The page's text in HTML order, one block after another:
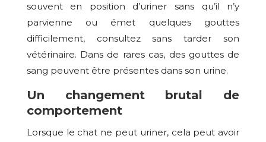
souvent en position d’uriner sans qu’il n’y
parvienne ou émet quelques gouttes
difficilement, consultez sans tarder son
vétérinaire. Dans de rares cas, des gouttes de
sang peuvent être présentes dans son urine.
Un changement brutal de
comportement
Lorsque le chat ne peut uriner, cela peut avoir